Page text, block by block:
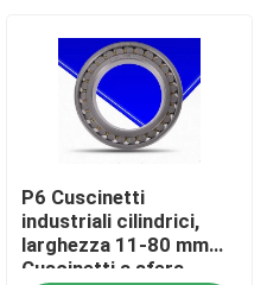
P6 Cuscinetti
industriali cilindrici,
larghezza 11-80 mm
Cuscinetti a sfera